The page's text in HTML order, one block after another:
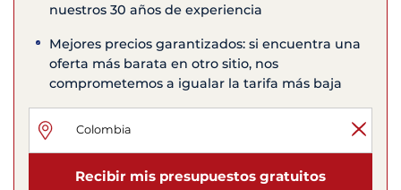
nuestros 30 años de experiencia
Mejores precios garantizados: si encuentra una
oferta más barata en otro sitio, nos
comprometemos a igualar la tarifa más baja
Recibir mis presupuestos gratuitos